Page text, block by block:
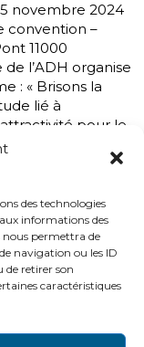
des technologies
informations des
nous permettra de
navigation ou les ID
de retirer son
caractéristiques
novembre 2024
convention –
11000
l’ADH organise
: « Brisons la
lié à
pour le
collègues qui
notamment...
5 6
7